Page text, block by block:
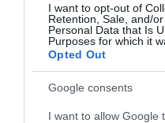
I want to opt-out of
Retention, Sale, and/
Personal Data that Is
Purposes for which it
Opted Out
Google consents
I want to allow Google